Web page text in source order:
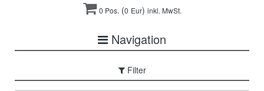
0 Pos.(0 Eur) inkl. MwSt.
Navigation
Filter